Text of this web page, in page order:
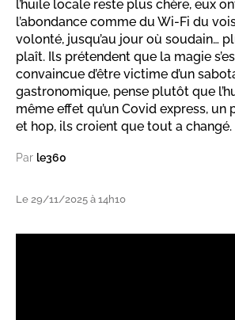
l’huile locale reste plus chère, eux
l’abondance comme du Wi-Fi du
volonté, jusqu’au jour où soudain…
plaît. Ils prétendent que la magie
convaincue d’être victime d’un
gastronomique, pense plutôt que
même effet qu’un Covid express, un
et hop, ils croient que tout a changé.
Par le360
Le 29/11/2025 à 14h10